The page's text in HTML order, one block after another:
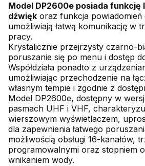
Model DP2600e posiada funkcję
dźwięk oraz funkcja powiadomień
umożliwiają łatwą komunikację w
pracy.
Krystalicznie przejrzysty czarno-
poruszanie się po menu i dostęp
Współdziała ponadto z
umożliwiając przechodzenie na
własnym tempie i zgodnie z
Model DP2600e, dostępny w
pasmach UHF i VHF,
wierszowym wyświetlaczem,
dla zapewnienia łatwego
możliwością obsługi 16-kanałów,
programowalnymi oraz stopniem
wnikaniem wody.